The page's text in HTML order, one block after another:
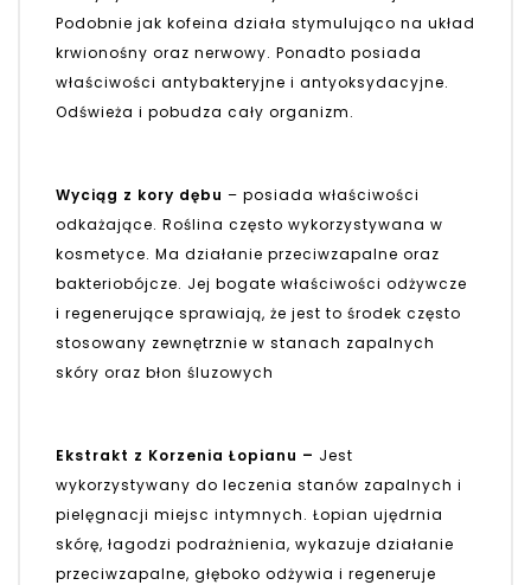
Podobnie jak kofeina działa stymulująco na układ
krwionośny oraz nerwowy. Ponadto posiada
właściwości antybakteryjne i antyoksydacyjne.
Odświeża i pobudza cały organizm.
Wyciąg z kory dębu – posiada właściwości
odkażające. Roślina często wykorzystywana w
kosmetyce. Ma działanie przeciwzapalne oraz
bakteriobójcze. Jej bogate właściwości odżywcze
i regenerujące sprawiają, że jest to środek często
stosowany zewnętrznie w stanach zapalnych
skóry oraz błon śluzowych
Ekstrakt z Korzenia Łopianu – Jest
wykorzystywany do leczenia stanów zapalnych i
pielęgnacji miejsc intymnych. Łopian ujędrnia
skórę, łagodzi podrażnienia, wykazuje działanie
przeciwzapalne, głęboko odżywia i regeneruje